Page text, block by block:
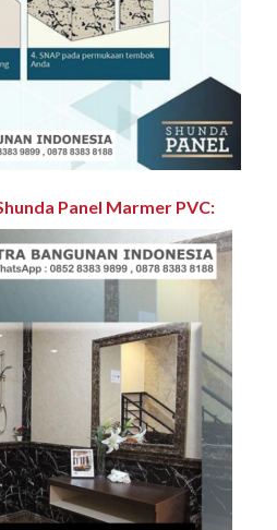
Panel Marmer PVC: